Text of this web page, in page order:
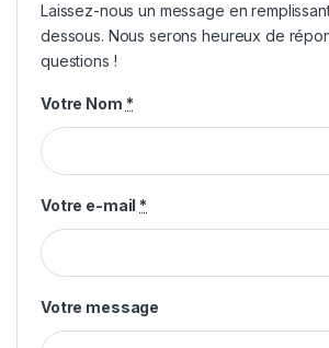
Laissez-nous un message en
dessous. Nous serons heureux de
questions !
Votre Nom *
Votre e-mail *
Votre message